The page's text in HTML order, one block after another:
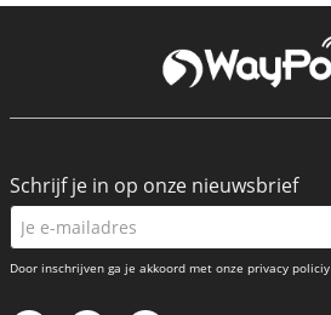
Schrijf je in op onze nieuwsbrief
Door inschrijven ga je akkoord met onze privacy policiy